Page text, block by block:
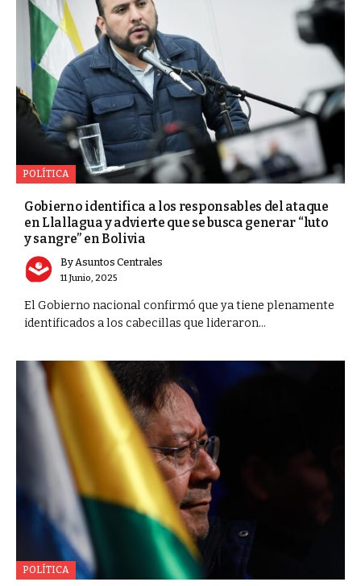
POLÍTICA
Gobierno identifica a los responsables del ataque
en Llallagua y advierte que se busca generar “luto
y sangre” en Bolivia
ByAsuntos Centrales
11 Junio, 2025
El Gobierno nacional confirmó que ya tiene plenamente
identificados a los cabecillas que lideraron...
POLÍTICA